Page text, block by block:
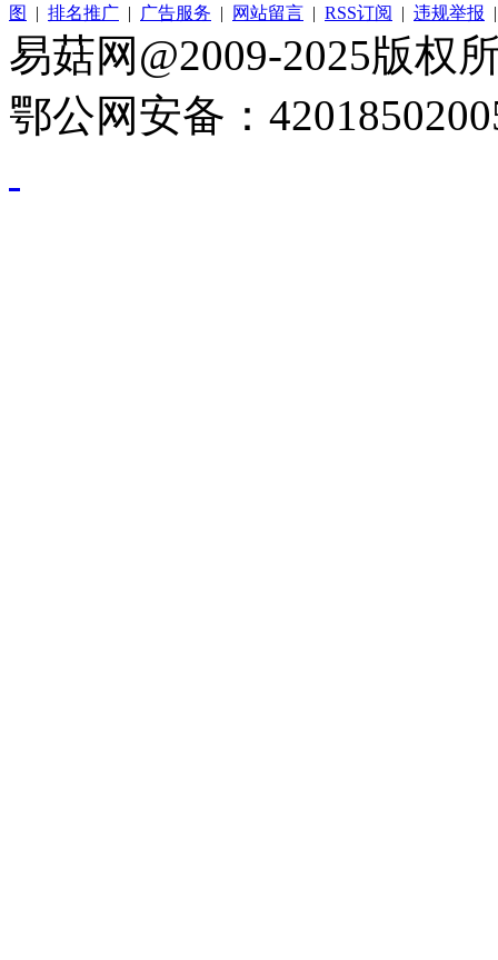
图 | 排名推广 | 广告服务 | 网站留言 | RSS订阅 | 违规举报
易菇网@2009-2025版权
鄂公网安备：